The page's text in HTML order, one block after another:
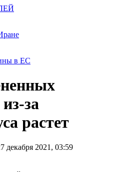
в ЕС
за
растет
декабря 2021, 03:59